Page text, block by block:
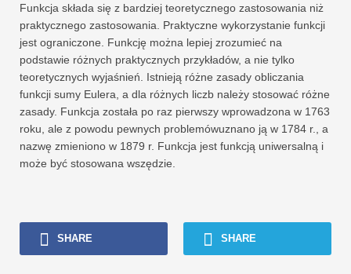
Funkcja składa się z bardziej teoretycznego zastosowania niż
praktycznego zastosowania. Praktyczne wykorzystanie funkcji
jest ograniczone. Funkcję można lepiej zrozumieć na
podstawie różnych praktycznych przykładów, a nie tylko
teoretycznych wyjaśnień. Istnieją różne zasady obliczania
funkcji sumy Eulera, a dla różnych liczb należy stosować różne
zasady. Funkcja została po raz pierwszy wprowadzona w 1763
roku, ale z powodu pewnych problemówuznano ją w 1784 r., a
nazwę zmieniono w 1879 r. Funkcja jest funkcją uniwersalną i
może być stosowana wszędzie.
SHARE SHARE